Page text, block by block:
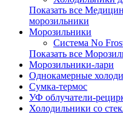
Показать все
морозильники
Морозильники
Система No
Показать все
Морозильники-лари
Однокамерные
Сумка-термос
УФ облучатели-
Холодильники со